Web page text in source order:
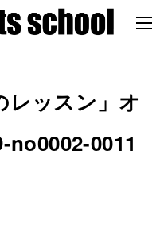
レッスン」オ
no0002-0011